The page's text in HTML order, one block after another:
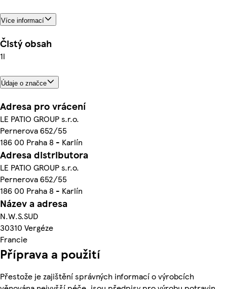
Více informací
Čistý obsah
1l
Údaje o značce
Adresa pro vrácení
LE PATIO GROUP s.r.o.
Pernerova 652/55
186 00 Praha 8 - Karlín
Adresa distributora
LE PATIO GROUP s.r.o.
Pernerova 652/55
186 00 Praha 8 - Karlín
Název a adresa
N.W.S.SUD
30310 Vergéze
Francie
Příprava a použití
Přestože je zajištění správných informací o výrobcích